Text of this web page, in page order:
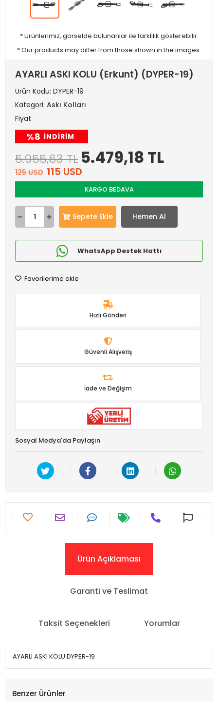
* Ürünlerimiz, görselde bulunanlar ile farklılık gösterebilir.
* Our products may differ from those shown in the images.
AYARLI ASKI KOLU (Erkunt) (DYPER-19)
Ürün Kodu: DYPER-19
Kategori: Askı Kolları
Fiyat
%8 INDIRIM
5.955,63 TL 5.479,18 TL
125 USD 115 USD
KARGO BEDAVA
Sepete Ekle Hemen Al
WhatsApp Destek Hattı
Favorilerime ekle
Hızlı Gönderi
Güvenli Alışveriş
İade ve Değişim
Sosyal Medya'da Paylaşın
Ürün Açıklaması
Garanti ve Teslimat
Taksit Seçenekleri Yorumlar
AYARLI ASKI KOLU DYPER-19
Benzer Ürünler